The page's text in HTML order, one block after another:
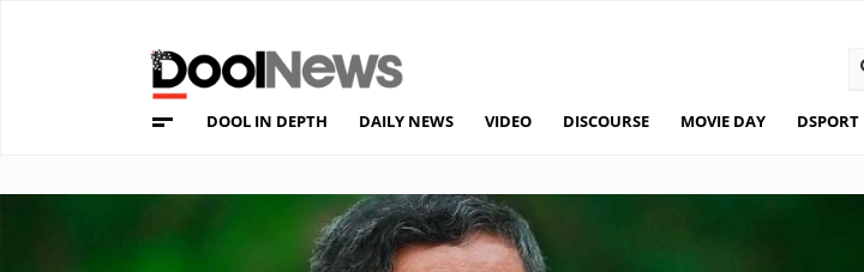
DOOL IN DEPTH DAILY NEWS VIDEO DISCOURSE MOVIE DAY DSPORT